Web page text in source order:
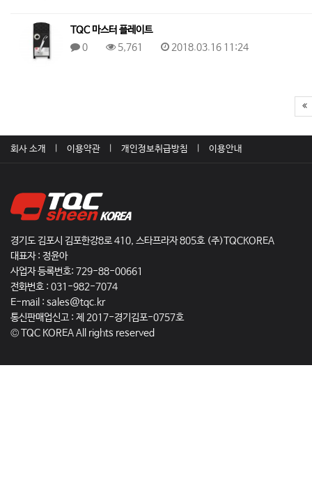
TQC 마스터 플레이트
0
5,761 2018.03.16 11:24
회사 소개 이용약관 개인정보취급방침 이용안내
경기도 김포시 김포한강8로 410, 스타프라자 805호 (주)TQCKOREA
대표자 : 정윤아
사업자 등록번호: 729-88-00661
전화번호 : 031-982-7074
E-mail : sales@tqc.kr
통신판매업신고 : 제 2017-경기김포-0757호
© TQC KOREA All rights reserved